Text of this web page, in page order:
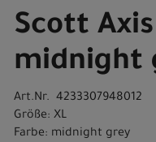
Scott
midnight
Art.Nr. 4233307948012
Größe: XL
Farbe: midnight grey